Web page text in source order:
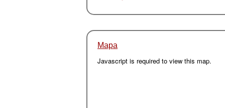
Mapa
Javascript is required to view this map.